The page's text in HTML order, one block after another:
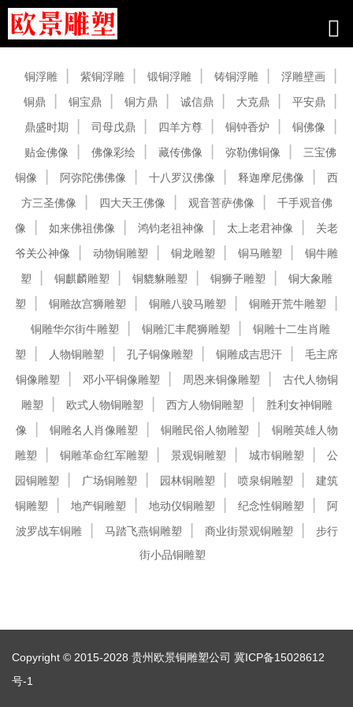
铜浮雕 紫铜浮雕 锻铜浮雕 铸铜浮雕
浮雕壁画
铜鼎
铜宝鼎 铜方鼎 诚信鼎 大克鼎
平安鼎
鼎盛时期
司母戊鼎 四羊方尊 铜钟香炉
铜佛像
贴金佛像
佛像彩绘 藏传佛像 弥勒佛铜像
三宝佛
铜像
阿弥陀佛佛像 十八罗汉佛像 释迦摩尼佛像
西
方三圣佛像
四大天王佛像 观音菩萨佛像
千手观音佛
像
如来佛祖佛像 鸿钧老祖神像 太上老君神像
关老
爷关公神像
动物铜雕塑 铜龙雕塑 铜马雕塑
铜牛雕
塑
铜麒麟雕塑 铜貔貅雕塑 铜狮子雕塑
铜大象雕
塑
铜雕故宫狮雕塑 铜雕八骏马雕塑
铜雕开荒牛雕塑
铜雕华尔街牛雕塑
铜雕汇丰爬狮雕塑
铜雕十二生肖雕
塑
人物铜雕塑 孔子铜像雕塑 铜雕成吉思汗
毛主席
铜像雕塑
邓小平铜像雕塑 周恩来铜像雕塑
古代人物铜
雕塑
欧式人物铜雕塑 西方人物铜雕塑
胜利女神铜雕
像
铜雕名人肖像雕塑 铜雕民俗人物雕塑
铜雕英雄人物
雕塑
铜雕革命红军雕塑 景观铜雕塑 城市铜雕塑
公
园铜雕塑
广场铜雕塑 园林铜雕塑 喷泉铜雕塑
建筑
铜雕塑
地产铜雕塑 地动仪铜雕塑 纪念性铜雕塑
阿
波罗战车铜雕
马踏飞燕铜雕塑 商业街景观铜雕塑
步行
街小品铜雕塑
Copyright © 2015-2028 贵州欧景铜雕塑公司 冀ICP备15028612
号-1